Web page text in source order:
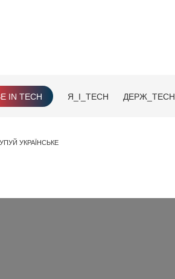
IN TECH Я_І_TECH ДЕРЖ_TECH
УКРАЇНСЬКЕ